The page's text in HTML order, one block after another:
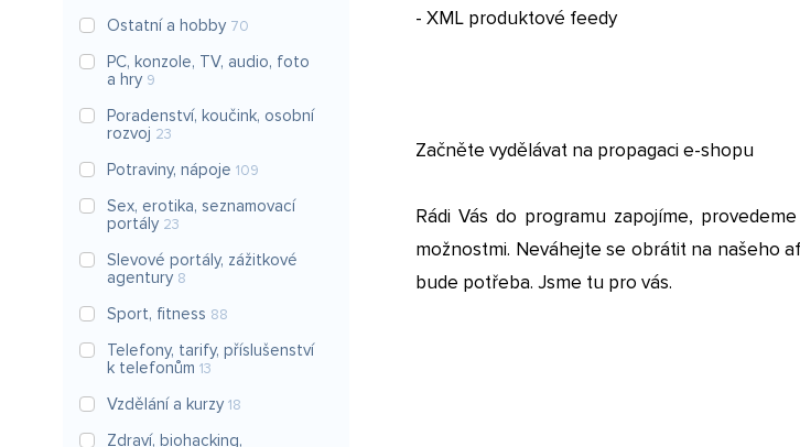
Ostatní a hobby 70
PC, konzole, TV, audio, foto
a hry 9
Poradenství, koučink, osobní
rozvoj 23
Potraviny, nápoje 109
Sex, erotika, seznamovací
portály 23
Slevové portály, zážitkové
agentury 8
Sport, fitness 88
Telefony, tarify, příslušenství
k telefonům 13
Vzdělání a kurzy 18
Zdraví, biohacking,
- XML produktové feedy
Začněte vydělávat na propagaci e-shopu
Rádi Vás do programu zapojíme,
možnostmi. Neváhejte se obrátit na našeho
bude potřeba. Jsme tu pro vás.